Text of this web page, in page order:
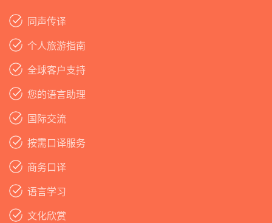
同声传译
个人旅游指南
全球客户支持
您的语言助理
国际交流
按需口译服务
商务口译
语言学习
文化欣赏